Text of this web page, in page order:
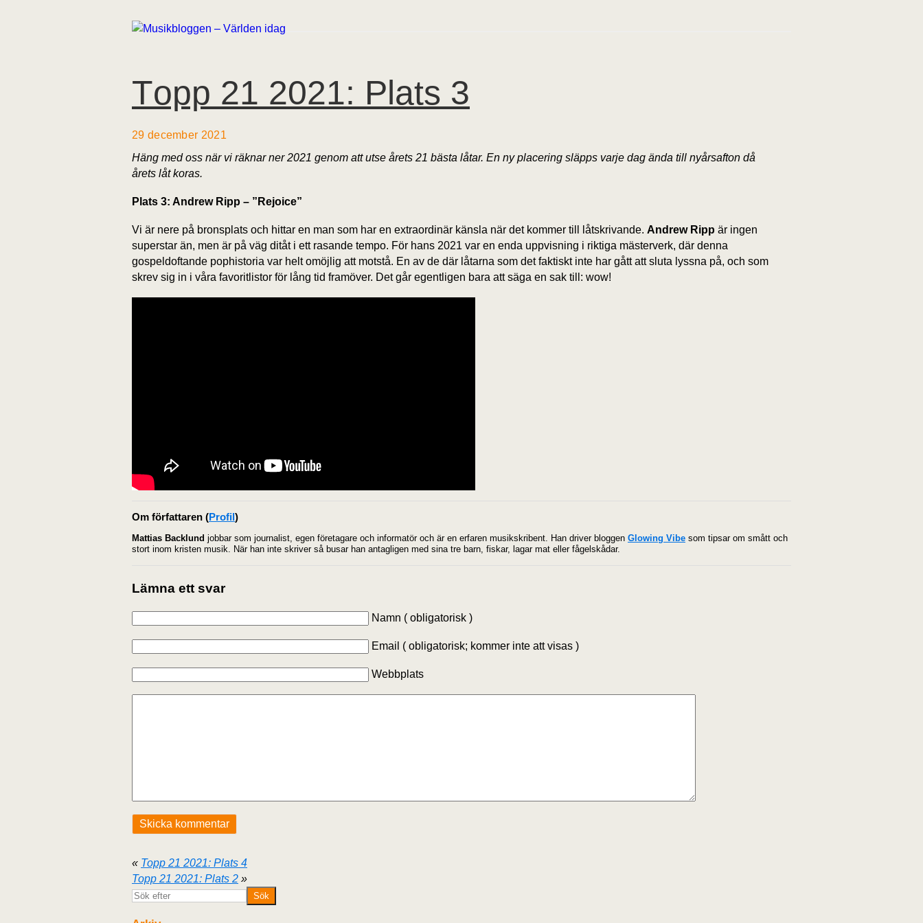
Topp 21 2021: Plats 3
29 december 2021
Häng med oss när vi räknar ner 2021 genom att utse årets 21 bästa låtar. En ny placering släpps varje dag ända till nyårsafton då
årets låt koras.
Plats 3: Andrew Ripp – ”Rejoice”
Vi är nere på bronsplats och hittar en man som har en extraordinär känsla när det kommer till låtskrivande. Andrew Ripp är ingen
superstar än, men är på väg ditåt i ett rasande tempo. För hans 2021 var en enda uppvisning i riktiga mästerverk, där denna
gospeldoftande pophistoria var helt omöjlig att motstå. En av de där låtarna som det faktiskt inte har gått att sluta lyssna på, och som
skrev sig in i våra favoritlistor för lång tid framöver. Det går egentligen bara att säga en sak till: wow!
Om författaren (Profil)
Mattias Backlund jobbar som journalist, egen företagare och informatör och är en erfaren musikskribent. Han driver bloggen Glowing Vibe som tipsar om smått och
stort inom kristen musik. När han inte skriver så busar han antagligen med sina tre barn, fiskar, lagar mat eller fågelskådar.
Lämna ett svar
Namn ( obligatorisk )
Email ( obligatorisk; kommer inte att visas )
Webbplats
« Topp 21 2021: Plats 4
Topp 21 2021: Plats 2 »